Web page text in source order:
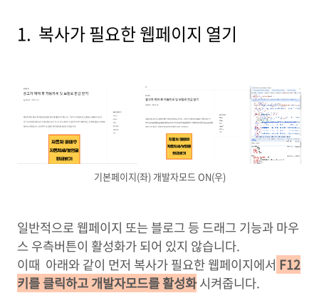
1. 복사가 필요한 웹페이지 열기
기본페이지(좌) 개발자모드 ON(우)
일반적으로 웹페이지 또는 블로그 등 드래그 기능과 마우
스 우측버튼이 활성화가 되어 있지 않습니다.
이때 아래와 같이 먼저 복사가 필요한 웹페이지에서 F12
키를 클릭하고 개발자모드를 활성화시켜줍니다.